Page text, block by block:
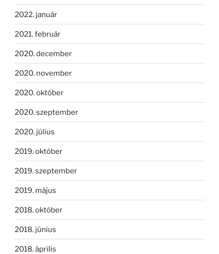
2022. január
2021. február
2020. december
2020. november
2020. október
2020. szeptember
2020. július
2019. október
2019. szeptember
2019. május
2018. október
2018. június
2018. április